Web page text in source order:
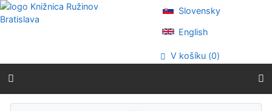
Prejsť na obsah
Prejsť na menu
Prehlásenie o webovej prístupnosti
Slovensky
English
V košíku (0)